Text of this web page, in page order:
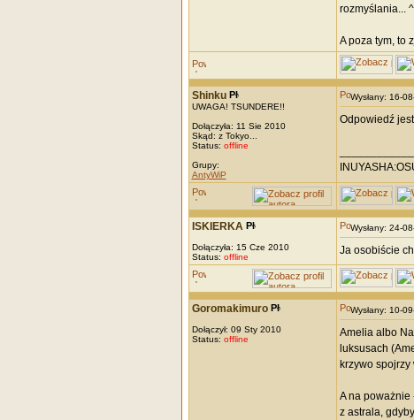
rozmyślania...
A poza tym, to
Shinku
UWAGA! TSUNDERE!!
Dołączyła: 11 Sie 2010
Skąd: z Tokyo...
Status: offline
Grupy:
AntyWiP
Wysłany: 16-
Odpowiedź
ISKIERKA
Dołączyła: 15 Cze 2010
Status: offline
Wysłany: 24-
Ja osobiście
Goromakimuro
Dołączył: 09 Sty 2010
Status: offline
Wysłany: 10-
Amelia albo
luksusach
krzywo
A na poważnie
z astrala,